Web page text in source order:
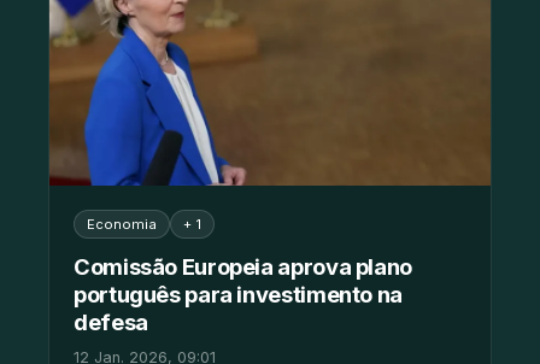
Economia + 1
Comissão Europeia aprova plano
português para investimento na
defesa
12 Jan. 2026, 09:01